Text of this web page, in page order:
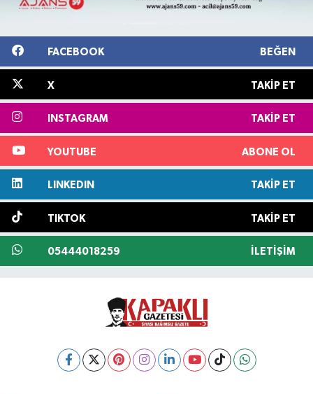
FACEBOOK BEĞEN
X TAKIP ET
INSTAGRAM TAKIP ET
YOUTUBE ABONE OL
LINKEDIN TAKIP ET
TIKTOK TAKIP ET
05444018259 İLETIŞIM